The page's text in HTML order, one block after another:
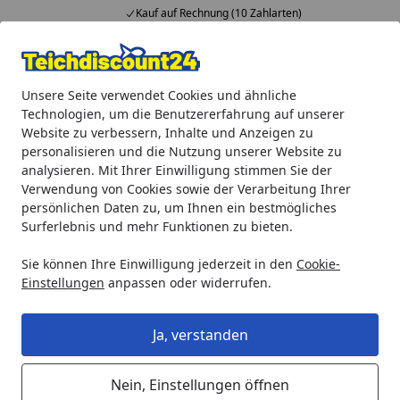
Unsere Seite verwendet Cookies und ähnliche
Technologien, um die Benutzererfahrung auf unserer
Website zu verbessern, Inhalte und Anzeigen zu
personalisieren und die Nutzung unserer Website zu
analysieren. Mit Ihrer Einwilligung stimmen Sie der
Verwendung von Cookies sowie der Verarbeitung Ihrer
persönlichen Daten zu, um Ihnen ein bestmögliches
Surferlebnis und mehr Funktionen zu bieten.
Sie können Ihre Einwilligung jederzeit in den Cookie-
Einstellungen anpassen oder widerrufen.
Ja, verstanden
Nein, Einstellungen öffnen
Kauf auf Rechnung (10 Zahlarten)
Alle Produkte
Mein Konto
Suchen
Startseite
Oase Ersatzteil Filterschale fein für PondoVario 1000- 2500
Oase Ersatzteil Filterschale fein für
PondoVario 1000- 2500 (27980)